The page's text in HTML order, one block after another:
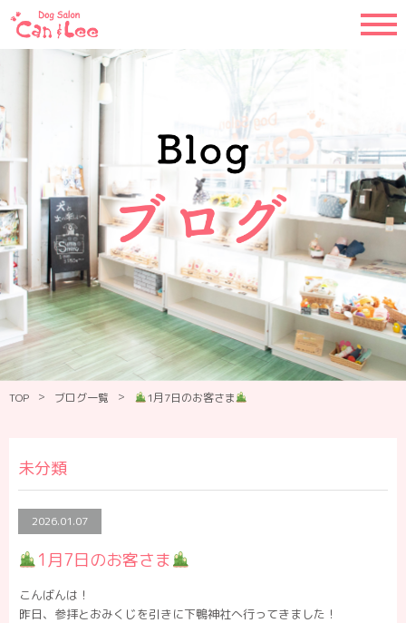
TOP > ブログ一覧 > 1月7日のお客さま
未分類
2026.01.07
1月7日のお客さま
こんばんは！
昨日、参拝とおみくじを引きに下鴨神社へ行ってきました！